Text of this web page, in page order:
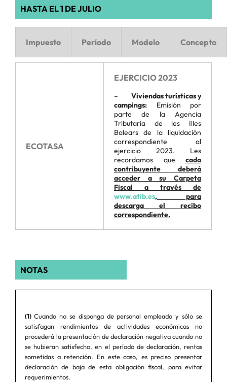
HASTA EL 1 DE JULIO
Impuesto Período Modelo Concepto
ECOTASA
EJERCICIO 2023
– Viviendas turísticas y
campings: Emisión por
parte de la Agencia
Tributaria de les Illes
Balears de la liquidación
correspondiente al
ejercicio 2023. Les
recordamos que cada
contribuyente deberá
acceder a su Carpeta
Fiscal a través de
www.atib.es, para
descarga el recibo
correspondiente.
NOTAS
(1) Cuando no se disponga de personal empleado y sólo se
satisfagan rendimientos de actividades económicas no
procederá la presentación de declaración negativa cuando no
se hubieran satisfecho, en el período de declaración, rentas
sometidas a retención. En este caso, es preciso presentar
declaración de baja de esta obligación fiscal, para evitar
requerimientos.